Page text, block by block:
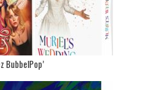
BubbelPop’